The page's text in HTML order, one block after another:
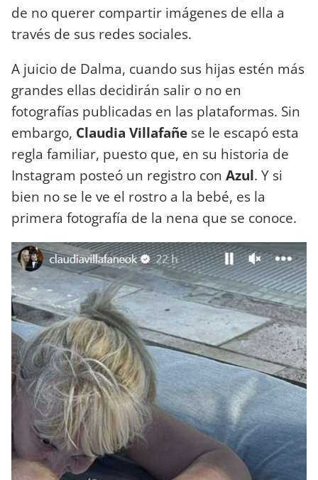
de no querer compartir imágenes de ella a
través de sus redes sociales.
A juicio de Dalma, cuando sus hijas estén más
grandes ellas decidirán salir o no en
fotografías publicadas en las plataformas. Sin
embargo, Claudia Villafañe se le escapó esta
regla familiar, puesto que, en su historia de
Instagram posteó un registro con Azul. Y si
bien no se le ve el rostro a la bebé, es la
primera fotografía de la nena que se conoce.